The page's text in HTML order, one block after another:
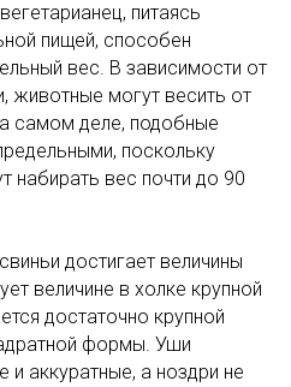
питаясь
пищей, способен
вес. В зависимости от
животные могут весить от
самом деле, подобные
поскольку
набирать вес почти до 90
достигает величины
величине в холке крупной
достаточно крупной
формы. Уши
и аккуратные, а ноздри не